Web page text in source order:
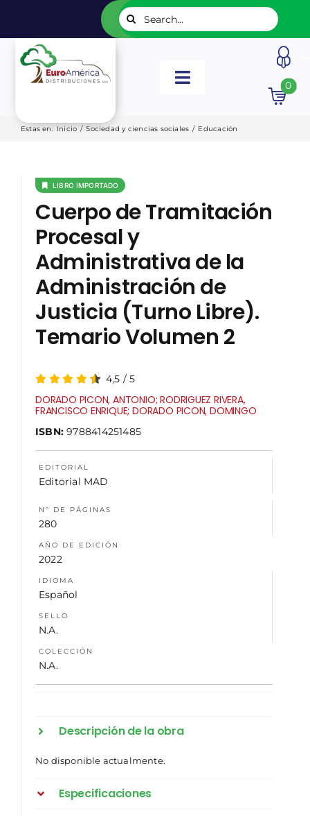
contenido
Buscar:
Toggle
INICIO
EDITORIALES
CATÁLOGOS
NOSOTROS
0
Estas en: Inicio / Sociedad y ciencias sociales / Educación
LIBRO IMPORTADO
Cuerpo de Tramitación
Procesal y
Administrativa de la
Administración de
Justicia (Turno Libre).
Temario Volumen 2
4,5 /5
DORADO PICON, ANTONIO; RODRIGUEZ RIVERA,
FRANCISCO ENRIQUE; DORADO PICON, DOMINGO
ISBN:9788414251485
EDITORIAL
Editorial MAD
N° DE PÁGINAS
280
AÑO DE EDICIÓN
2022
IDIOMA
Español
SELLO
N.A.
COLECCIÓN
N.A.
Descripción de la obra
No disponible actualmente.
Especificaciones